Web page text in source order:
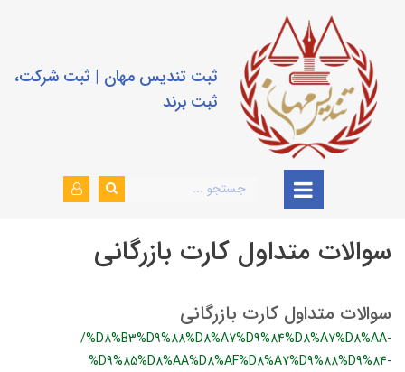
ثبت تندیس مهان | ثبت شرکت،
ثبت برند
سوالات متداول کارت بازرگانی
سوالات متداول کارت بازرگانی
/%D8%B3%D9%88%D8%A7%D9%84%D8%A7%D8%AA-
%D9%85%D8%AA%D8%AF%D8%A7%D9%88%D9%84-